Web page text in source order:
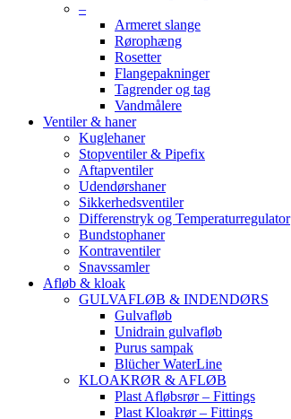
–
Armeret slange
Rørophæng
Rosetter
Flangepakninger
Tagrender og tag
Vandmålere
Ventiler & haner
Kuglehaner
Stopventiler & Pipefix
Aftapventiler
Udendørshaner
Sikkerhedsventiler
Differenstryk og Temperaturregulator
Bundstophaner
Kontraventiler
Snavssamler
Afløb & kloak
GULVAFLØB & INDENDØRS
Gulvafløb
Unidrain gulvafløb
Purus sampak
Blücher WaterLine
KLOAKRØR & AFLØB
Plast Afløbsrør – Fittings
Plast Kloakrør – Fittings